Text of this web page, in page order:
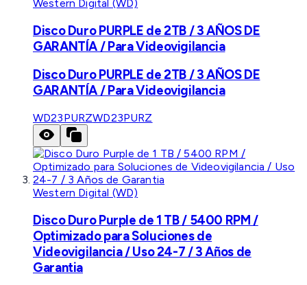
Western Digital (WD)
Disco Duro PURPLE de 2TB / 3 AÑOS DE
GARANTÍA / Para Videovigilancia
Disco Duro PURPLE de 2TB / 3 AÑOS DE
GARANTÍA / Para Videovigilancia
WD23PURZWD23PURZ
Western Digital (WD)
Disco Duro Purple de 1 TB / 5400 RPM /
Optimizado para Soluciones de
Videovigilancia / Uso 24-7 / 3 Años de
Garantia